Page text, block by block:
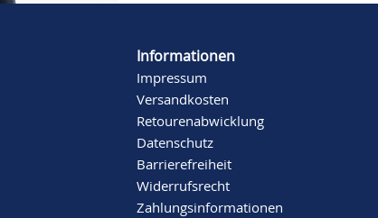
Informationen
Impressum
Versandkosten
Retourenabwicklung
Datenschutz
Barrierefreiheit
Widerrufsrecht
Zahlungsinformationen